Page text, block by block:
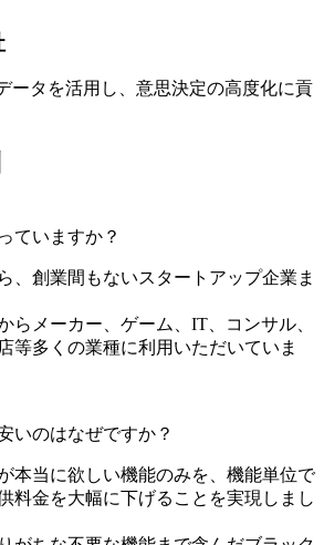
ータを活用し、意思決定の高度化に貢
ていますか？
、創業間もないスタートアップ企業ま
らメーカー、ゲーム、IT、コンサル、
等多くの業種に利用いただいていま
いのはなぜですか？
本当に欲しい機能のみを、機能単位で
料金を大幅に下げることを実現しまし